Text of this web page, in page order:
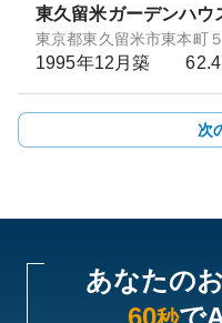
東久留米ガーデンハウ
東京都東久留米市東本町
1995年12月築
次
あなたの
60
で